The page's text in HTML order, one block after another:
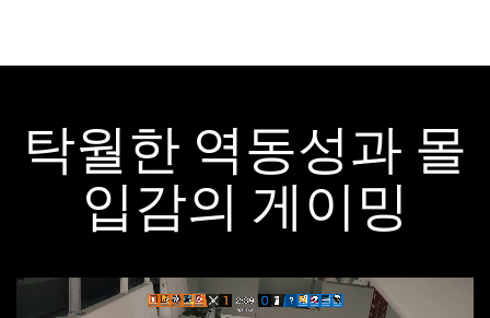
탁월한 역동성과 몰
입감의 게이밍